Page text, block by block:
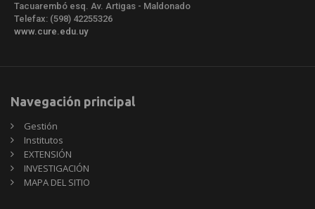
Tacuarembó esq. Av. Artigas - Maldonado
Telefax: (598) 42255326
www.cure.edu.uy
Navegación principal
Gestión
Institutos
EXTENSIÓN
INVESTIGACIÓN
MAPA DEL SITIO